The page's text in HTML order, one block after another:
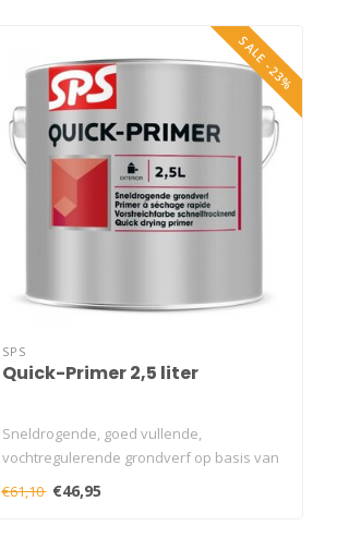
SALE -23%
SPS
Quick-Primer 2,5 liter
Sneldrogende, goed vullende,
vochtregulerende grondverf op basis van
€61,10 €46,95